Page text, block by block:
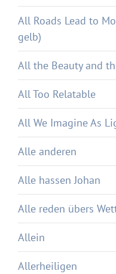
All Roads Lead to
gelb)
All the Beauty and
All Too Relatable
All We Imagine As
Alle anderen
Alle hassen Johan
Alle reden übers
Allein
Allerheiligen